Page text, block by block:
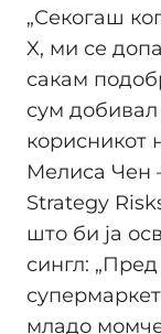
„Секогаш
X, ми се
сакам
сум добивал
корисникот
Мелиса Чен
Strategy
што би ја
сингл:
младо